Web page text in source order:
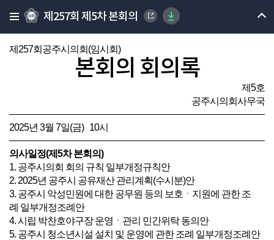
제257회 제5차 본회의
제257회공주시의회(임시회)
본회의 회의록
제5호
공주시의회사무국
2025년 3월 7일(금) 10시
의사일정(제5차 본회의)
1. 공주시의회 회의 규칙 일부개정규칙안
2. 2025년 공주시 공유재산 관리계획(수시분)안
3. 공주시 악성민원에 대한 공무원 등의 보호ㆍ지원에 관한 조
례 일부개정조례안
4. 시립 박찬호야구장 운영ㆍ관리 민간위탁 동의안
5. 공주시 청소년시설 설치 및 운영에 관한 조례 일부개정조례안